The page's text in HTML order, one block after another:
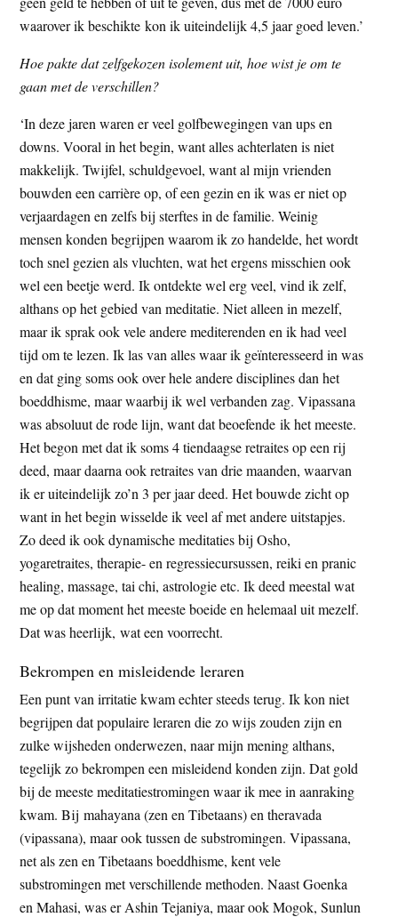
waarover ik beschikte kon ik uiteindelijk 4,5 jaar goed leven.’
Hoe pakte dat zelfgekozen isolement uit, hoe wist je om te
gaan met de verschillen?
‘In deze jaren waren er veel golfbewegingen van ups en
downs. Vooral in het begin, want alles achterlaten is niet
makkelijk. Twijfel, schuldgevoel, want al mijn vrienden
bouwden een carrière op, of een gezin en ik was er niet op
verjaardagen en zelfs bij sterftes in de familie. Weinig
mensen konden begrijpen waarom ik zo handelde, het wordt
toch snel gezien als vluchten, wat het ergens misschien ook
wel een beetje werd. Ik ontdekte wel erg veel, vind ik zelf,
althans op het gebied van meditatie. Niet alleen in mezelf,
maar ik sprak ook vele andere mediterenden en ik had veel
tijd om te lezen. Ik las van alles waar ik geïnteresseerd in was
en dat ging soms ook over hele andere disciplines dan het
boeddhisme, maar waarbij ik wel verbanden zag. Vipassana
was absoluut de rode lijn, want dat beoefende ik het meeste.
Het begon met dat ik soms 4 tiendaagse retraites op een rij
deed, maar daarna ook retraites van drie maanden, waarvan
ik er uiteindelijk zo’n 3 per jaar deed. Het bouwde zicht op
want in het begin wisselde ik veel af met andere uitstapjes.
Zo deed ik ook dynamische meditaties bij Osho,
yogaretraites, therapie- en regressiecursussen, reiki en pranic
healing, massage, tai chi, astrologie etc. Ik deed meestal wat
me op dat moment het meeste boeide en helemaal uit mezelf.
Dat was heerlijk, wat een voorrecht.
Bekrompen en misleidende leraren
Een punt van irritatie kwam echter steeds terug. Ik kon niet
begrijpen dat populaire leraren die zo wijs zouden zijn en
zulke wijsheden onderwezen, naar mijn mening althans,
tegelijk zo bekrompen een misleidend konden zijn. Dat gold
bij de meeste meditatiestromingen waar ik mee in aanraking
kwam. Bij mahayana (zen en Tibetaans) en theravada
(vipassana), maar ook tussen de substromingen. Vipassana,
net als zen en Tibetaans boeddhisme, kent vele
substromingen met verschillende methoden. Naast Goenka
en Mahasi, was er Ashin Tejaniya, maar ook Mogok, Sunlun